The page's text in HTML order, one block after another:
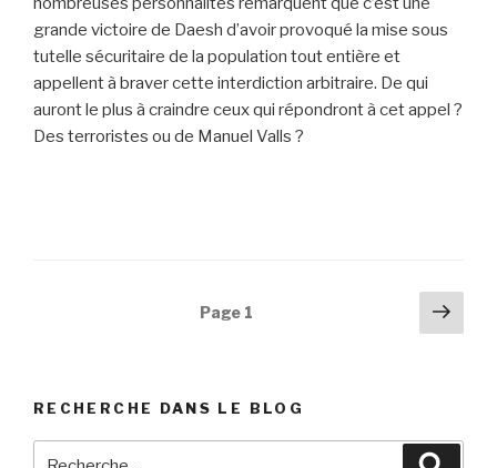
grande victoire de Daesh d’avoir provoqué la mise sous
tutelle sécuritaire de la population tout entière et
appellent à braver cette interdiction arbitraire. De qui
auront le plus à craindre ceux qui répondront à cet appel ?
Des terroristes ou de Manuel Valls ?
Page 1
RECHERCHE DANS LE BLOG